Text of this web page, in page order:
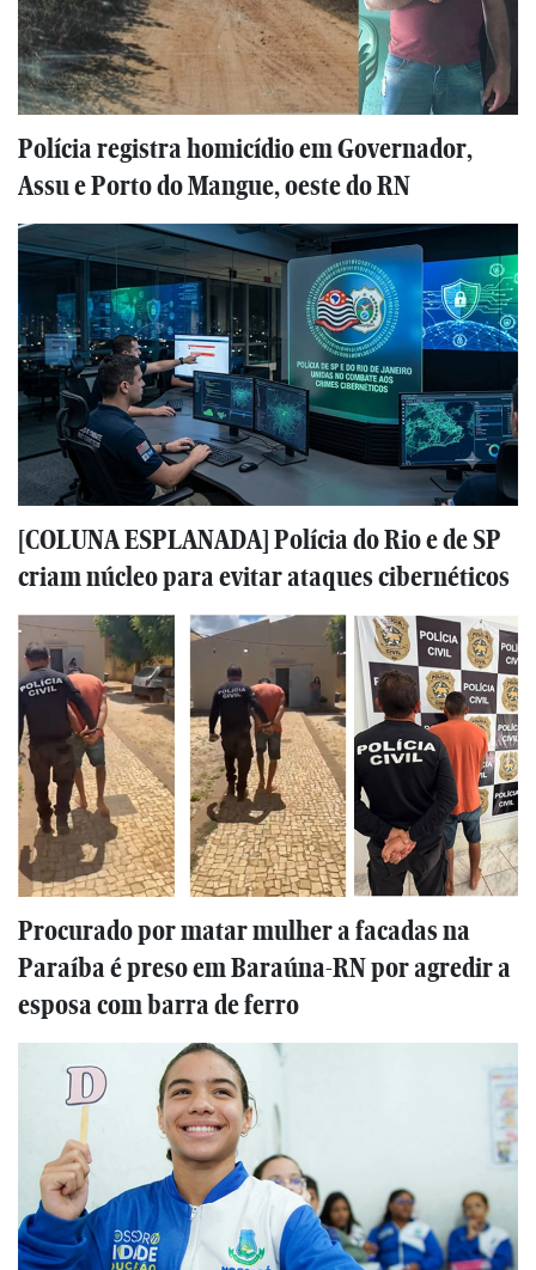
Polícia registra homicídio em Governador,
Assu e Porto do Mangue, oeste do RN
[COLUNA ESPLANADA] Polícia do Rio e de SP
criam núcleo para evitar ataques cibernéticos
Procurado por matar mulher a facadas na
Paraíba é preso em Baraúna-RN por agredir a
esposa com barra de ferro